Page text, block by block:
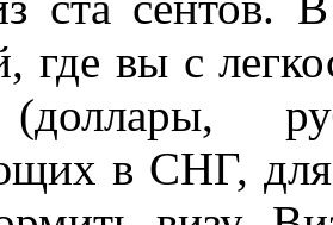
где вы с
(доллары,
в СНГ, для